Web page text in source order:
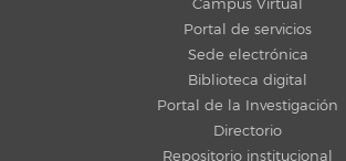
Campus Virtual
Portal de servicios
Sede electrónica
Biblioteca digital
Portal de la Investigación
Directorio
Repositorio institucional